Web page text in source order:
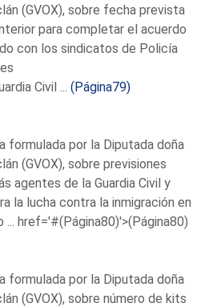
(GVOX), sobre fecha prevista
para completar el acuerdo
con los sindicatos de Policía
Civil ...(Página79)
formulada por la Diputada doña
(GVOX), sobre previsiones
agentes de la Guardia Civil y
la lucha contra la inmigración en
...href='#(Página80)'>(Página80)
formulada por la Diputada doña
(GVOX), sobre número de kits